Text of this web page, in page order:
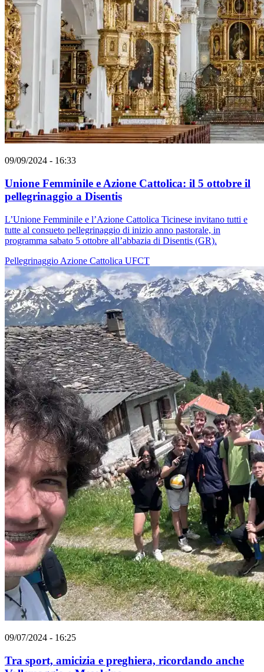
09/09/2024 - 16:33
Unione Femminile e Azione Cattolica: il 5 ottobre il
pellegrinaggio a Disentis
L’Unione Femminile e l’Azione Cattolica Ticinese invitano tutti e
tutte al consueto pellegrinaggio di inizio anno pastorale, in
programma sabato 5 ottobre all’abbazia di Disentis (GR).
Pellegrinaggio Azione Cattolica UFCT
09/07/2024 - 16:25
Tra sport, amicizia e preghiera, ricordando anche